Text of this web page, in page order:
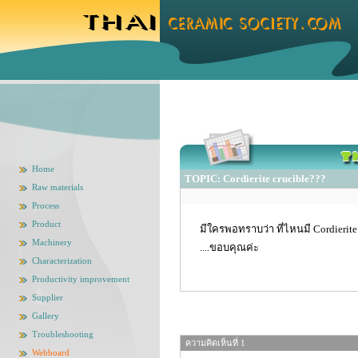
Home
Raw materials
Process
Product
Machinery
Characterization
Productivity improvement
Supplier
Gallery
Troubleshooting
Webboard
TOPIC: Cordierite crucible???
มีใครพอทราบว่า ที่ไหนมี
....ขอบคุณค่ะ
ความคิดเห็นที่ 1